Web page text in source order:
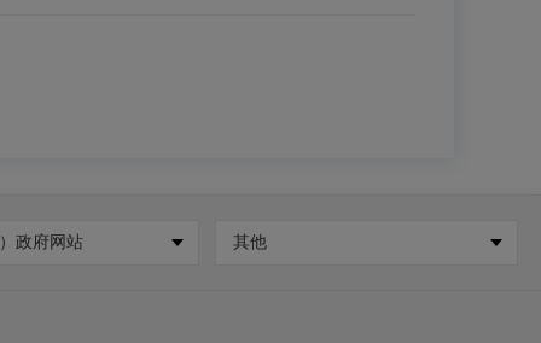
政府网站 其他